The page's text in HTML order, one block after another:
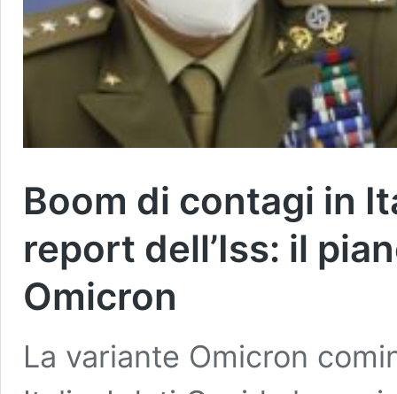
Boom di contagi in
report dell’Iss: il
Omicron
La variante Omicron